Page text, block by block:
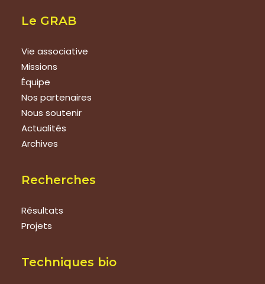
Le GRAB
Vie associative
Missions
Équipe
Nos partenaires
Nous soutenir
Actualités
Archives
Recherches
Résultats
Projets
Techniques bio